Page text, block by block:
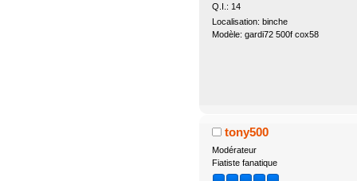
Q.I.: 14
Localisation: binche
Modèle: gardi72 500f cox58
tony500
Modérateur
Fiatiste fanatique